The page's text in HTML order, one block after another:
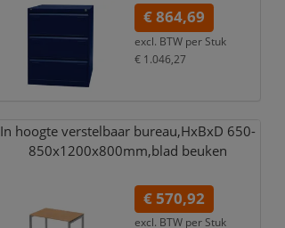
€ 864,69
excl. BTW per Stuk
€ 1.046,27
In hoogte verstelbaar bureau,HxBxD 650-
850x1200x800mm,blad beuken
€ 570,92
excl. BTW per Stuk